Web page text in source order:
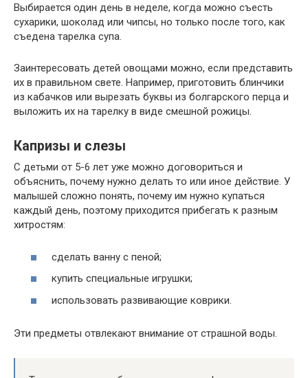
Выбирается один день в неделе, когда можно съесть
сухарики, шоколад или чипсы, но только после того, как
съедена тарелка супа.
Заинтересовать детей овощами можно, если представить
их в правильном свете. Например, приготовить блинчики
из кабачков или вырезать буквы из болгарского перца и
выложить их на тарелку в виде смешной рожицы.
Капризы и слезы
С детьми от 5-6 лет уже можно договориться и
объяснить, почему нужно делать то или иное действие. У
малышей сложно понять, почему им нужно купаться
каждый день, поэтому приходится прибегать к разным
хитростям:
сделать ванну с пеной;
купить специальные игрушки;
использовать развивающие коврики.
Эти предметы отвлекают внимание от страшной воды.